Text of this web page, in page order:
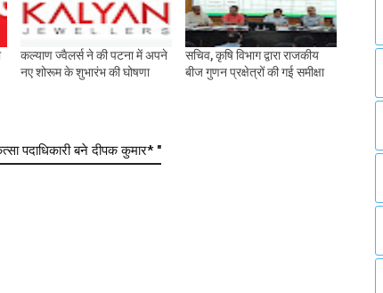
कल्याण ज्वैलर्स ने की पटना में अपने
नए शोरूम के शुभारंभ की घोषणा
सचिव, कृषि विभाग द्वारा राजकीय
बीज गुणन प्रक्षेत्रों की गई समीक्षा
पदाधिकारी बने दीपक कुमार* "